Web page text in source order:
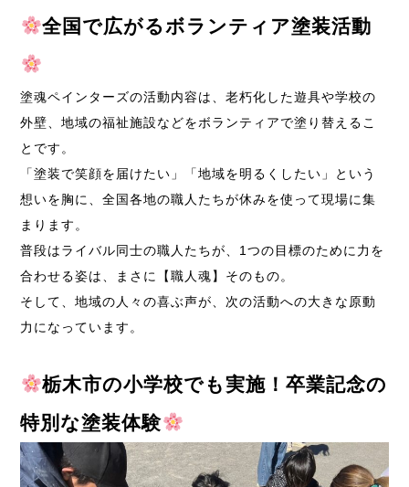
全国で広がるボランティア塗装活動
塗魂ペインターズの活動内容は、老朽化した遊具や学校の
外壁、地域の福祉施設などをボランティアで塗り替えるこ
とです。
「塗装で笑顔を届けたい」「地域を明るくしたい」という
想いを胸に、全国各地の職人たちが休みを使って現場に集
まります。
普段はライバル同士の職人たちが、1つの目標のために力を
合わせる姿は、まさに【職人魂】そのもの。
そして、地域の人々の喜ぶ声が、次の活動への大きな原動
力になっています。
栃木市の小学校でも実施！卒業記念の
特別な塗装体験